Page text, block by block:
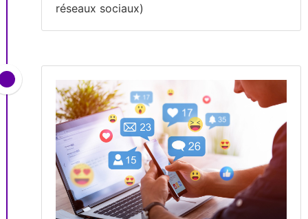
réseaux sociaux)